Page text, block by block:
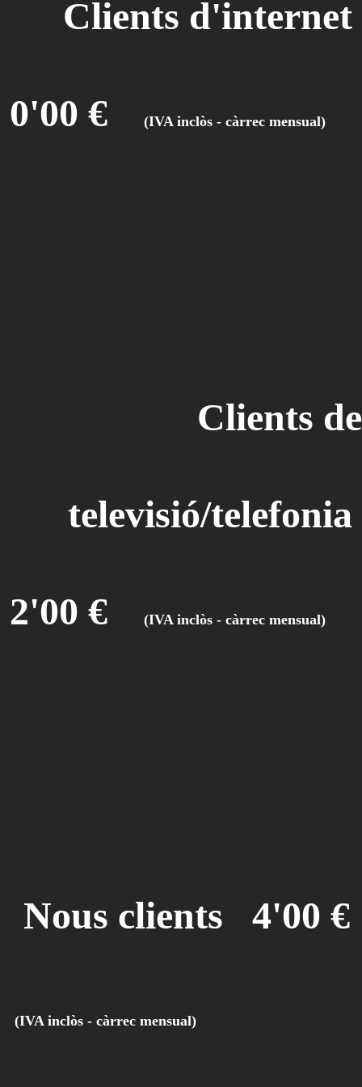
Clients d'internet
0'00 € (IVA inclòs - càrrec mensual)
Clients de
televisió/telefonia
2'00 € (IVA inclòs - càrrec mensual)
Nous clients 4'00 €
(IVA inclòs - càrrec mensual)